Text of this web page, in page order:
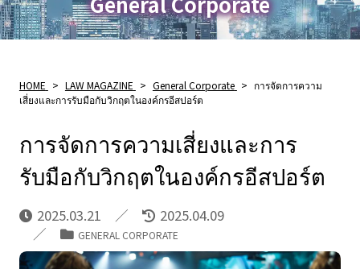
HOME > LAW MAGAZINE > General Corporate > การจัดการความ
เสี่ยงและการรับมือกับวิกฤตในองค์กรอีสปอร์ต
การจัดการความเสี่ยงและการ
รับมือกับวิกฤตในองค์กรอีสปอร์ต
2025.03.21 2025.04.09
GENERAL CORPORATE